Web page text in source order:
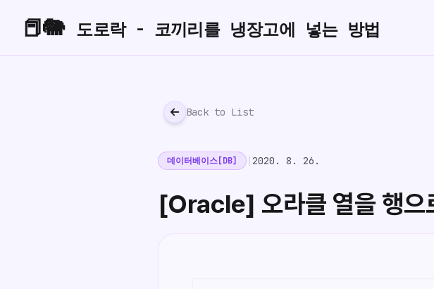
📕🐘 도로락 - 코끼리를 냉장고에 넣는 방법
Back to List
데이터베이스[DB] 2020. 8. 26.
[Oracle] 오라클 열을 행으